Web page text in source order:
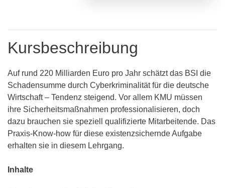
Kursbeschreibung
Auf rund 220 Milliarden Euro pro Jahr schätzt das BSI die
Schadensumme durch Cyberkriminalität für die deutsche
Wirtschaft – Tendenz steigend. Vor allem KMU müssen
ihre Sicherheitsmaßnahmen professionalisieren, doch
dazu brauchen sie speziell qualifizierte Mitarbeitende. Das
Praxis-Know-how für diese existenzsichernde Aufgabe
erhalten sie in diesem Lehrgang.
Inhalte